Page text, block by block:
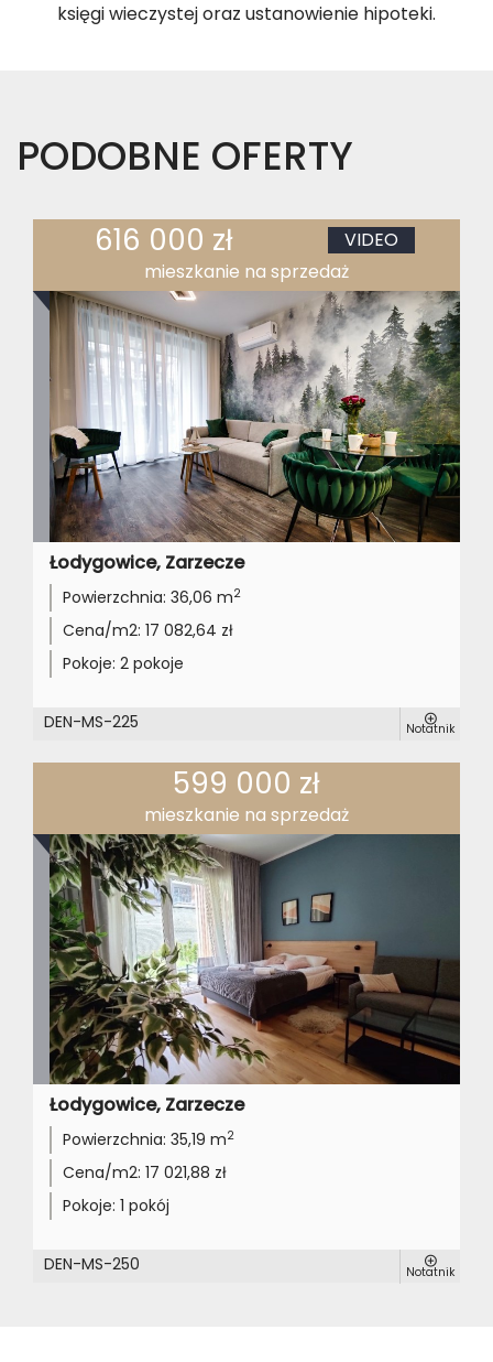
księgi wieczystej oraz ustanowienie hipoteki.
PODOBNE OFERTY
616 000 zł
VIDEO
mieszkanie na sprzedaż
Łodygowice, Zarzecze
Powierzchnia: 36,06 m2
Cena/m2: 17 082,64 zł
Pokoje: 2 pokoje
DEN-MS-225 Notatnik
599 000 zł
mieszkanie na sprzedaż
Łodygowice, Zarzecze
Powierzchnia: 35,19 m2
Cena/m2: 17 021,88 zł
Pokoje: 1 pokój
DEN-MS-250 Notatnik